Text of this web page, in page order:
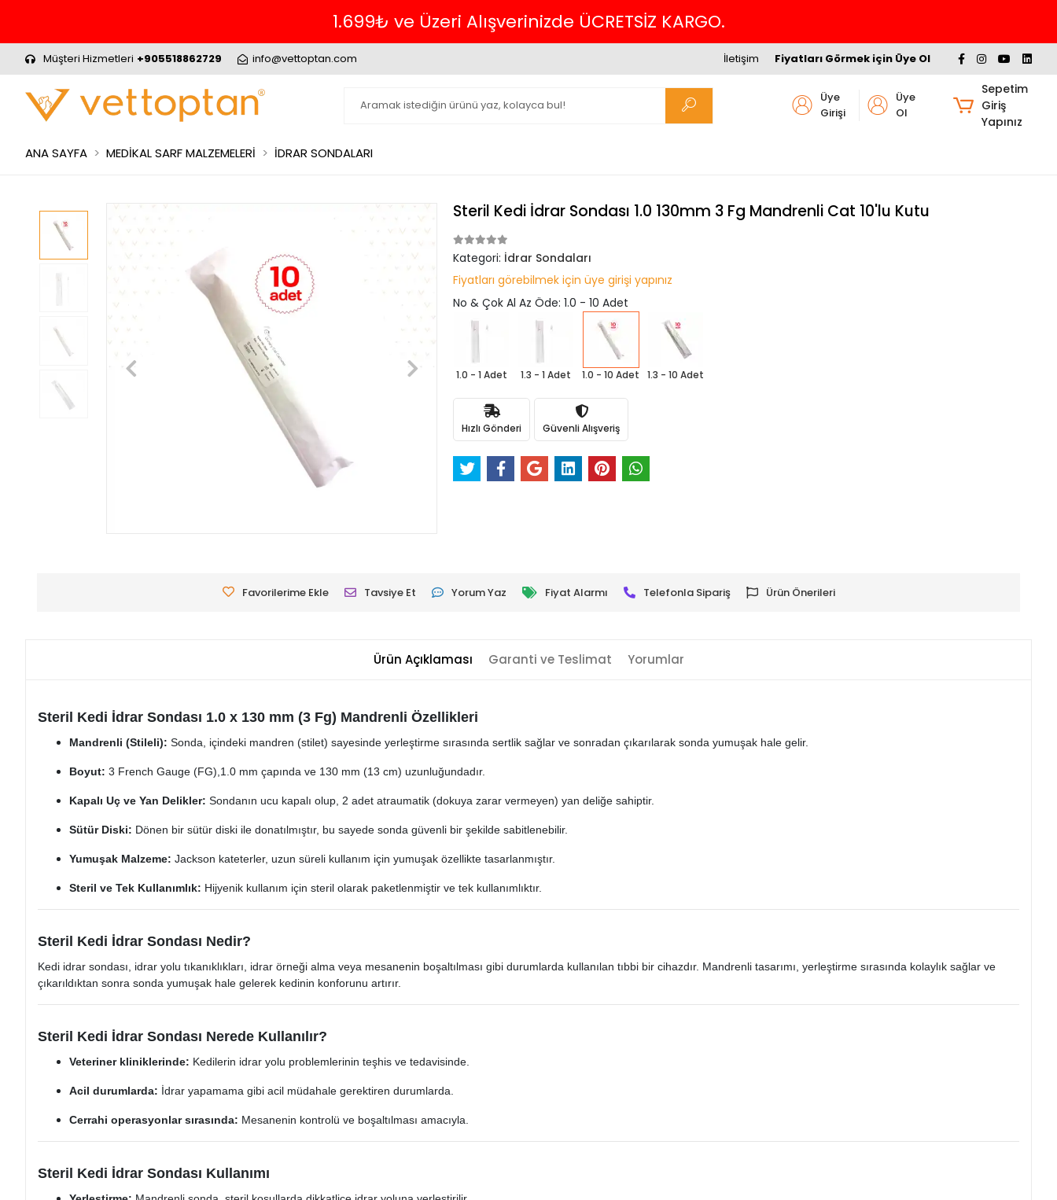
1.699₺ ve Üzeri Alışverinizde ÜCRETSİZ KARGO.
Müşteri Hizmetleri +905518862729 info@vettoptan.com Fiyatları Görmek için Üye Ol
İletişim
Üye
Girişi
Üye
Ol
Sepetim
Giriş
Yapınız
ANA SAYFA MEDİKAL SARF MALZEMELERİ İDRAR SONDALARI
Steril Kedi İdrar Sondası 1.0 130mm 3 Fg Mandrenli Cat 10'lu Kutu
Kategori: İdrar Sondaları
Fiyatları görebilmek için üye girişi yapınız
No & Çok Al Az Öde: 1.0 - 10 Adet
1.0 - 1 Adet 1.3 - 1 Adet 1.0 - 10 Adet 1.3 - 10 Adet
Hızlı Gönderi Güvenli Alışveriş
Favorilerime Ekle Tavsiye Et Yorum Yaz Fiyat Alarmı Telefonla Sipariş Ürün Önerileri
Ürün Açıklaması Garanti ve Teslimat Yorumlar
Steril Kedi İdrar Sondası 1.0 x 130 mm (3 Fg) Mandrenli Özellikleri
Mandrenli (Stileli): Sonda, içindeki mandren (stilet) sayesinde yerleştirme sırasında sertlik sağlar ve sonradan çıkarılarak sonda yumuşak hale gelir.​
Boyut: 3 French Gauge (FG),1.0 mm çapında ve 130 mm (13 cm) uzunluğundadır.​
Kapalı Uç ve Yan Delikler: Sondanın ucu kapalı olup, 2 adet atraumatik (dokuya zarar vermeyen) yan deliğe sahiptir.​
Sütür Diski: Dönen bir sütür diski ile donatılmıştır, bu sayede sonda güvenli bir şekilde sabitlenebilir.​
Yumuşak Malzeme: Jackson kateterler, uzun süreli kullanım için yumuşak özellikte tasarlanmıştır.​
Steril ve Tek Kullanımlık: Hijyenik kullanım için steril olarak paketlenmiştir ve tek kullanımlıktır.​
Steril Kedi İdrar Sondası Nedir?
Kedi idrar sondası, idrar yolu tıkanıklıkları, idrar örneği alma veya mesanenin boşaltılması gibi durumlarda kullanılan tıbbi bir cihazdır. Mandrenli tasarımı, yerleştirme sırasında kolaylık sağlar ve
çıkarıldıktan sonra sonda yumuşak hale gelerek kedinin konforunu artırır.​
Steril Kedi İdrar Sondası Nerede Kullanılır?
Veteriner kliniklerinde: Kedilerin idrar yolu problemlerinin teşhis ve tedavisinde.​
Acil durumlarda: İdrar yapamama gibi acil müdahale gerektiren durumlarda.​
Cerrahi operasyonlar sırasında: Mesanenin kontrolü ve boşaltılması amacıyla.​
Steril Kedi İdrar Sondası Kullanımı